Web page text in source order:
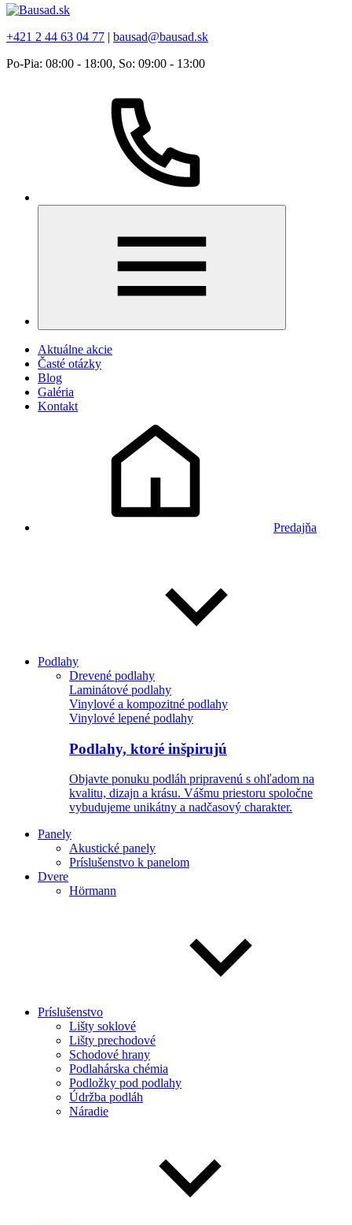
+421 2 44 63 04 77 | bausad@bausad.sk
Po-Pia: 08:00 - 18:00, So: 09:00 - 13:00
Aktuálne akcie
Časté otázky
Blog
Galéria
Kontakt
Predajňa
Podlahy
Drevené podlahy
Laminátové podlahy
Vinylové a kompozitné podlahy
Vinylové lepené podlahy
Podlahy, ktoré inšpirujú
Objavte ponuku podláh pripravenú s ohľadom na
kvalitu, dizajn a krásu. Vášmu priestoru spoločne
vybudujeme unikátny a nadčasový charakter.
Panely
Akustické panely
Príslušenstvo k panelom
Dvere
Hörmann
Príslušenstvo
Lišty soklové
Lišty prechodové
Schodové hrany
Podlahárska chémia
Podložky pod podlahy
Údržba podláh
Náradie